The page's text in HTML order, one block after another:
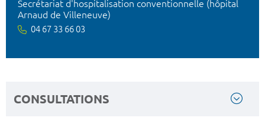
Secrétariat d'hospitalisation conventionnelle (hôpital
Arnaud de Villeneuve)
04 67 33 66 03
CONSULTATIONS